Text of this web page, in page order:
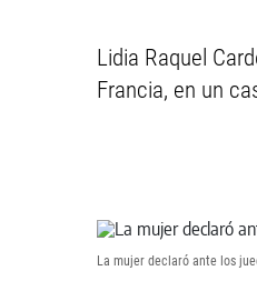
Lidia Raquel
Francia, en un
La mujer declaró ante los